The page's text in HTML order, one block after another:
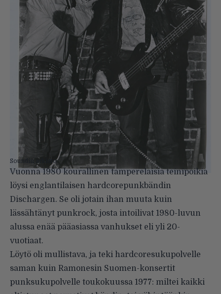
Soundin arkisto.
Vuonna 1980 kourallinen tamperelaisia teinipoikia
löysi englantilaisen hardcorepunkbändin
Dischargen. Se oli jotain ihan muuta kuin
lässähtänyt punkrock, josta intoilivat 1980-luvun
alussa enää pääasiassa vanhukset eli yli 20-
vuotiaat.
Löytö oli mullistava, ja teki hardcoresukupolvelle
saman kuin Ramonesin Suomen-konsertit
punksukupolvelle toukokuussa 1977: miltei kaikki